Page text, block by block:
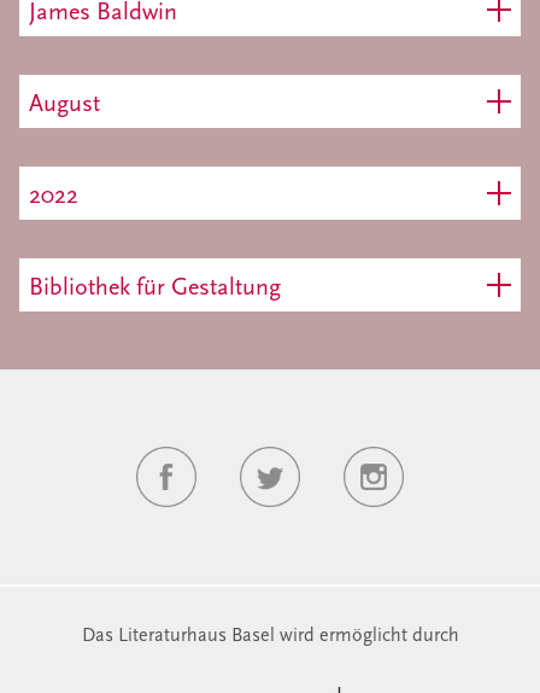
James Baldwin
August
2022
Bibliothek für Gestaltung
Das Literaturhaus Basel wird ermöglicht durch